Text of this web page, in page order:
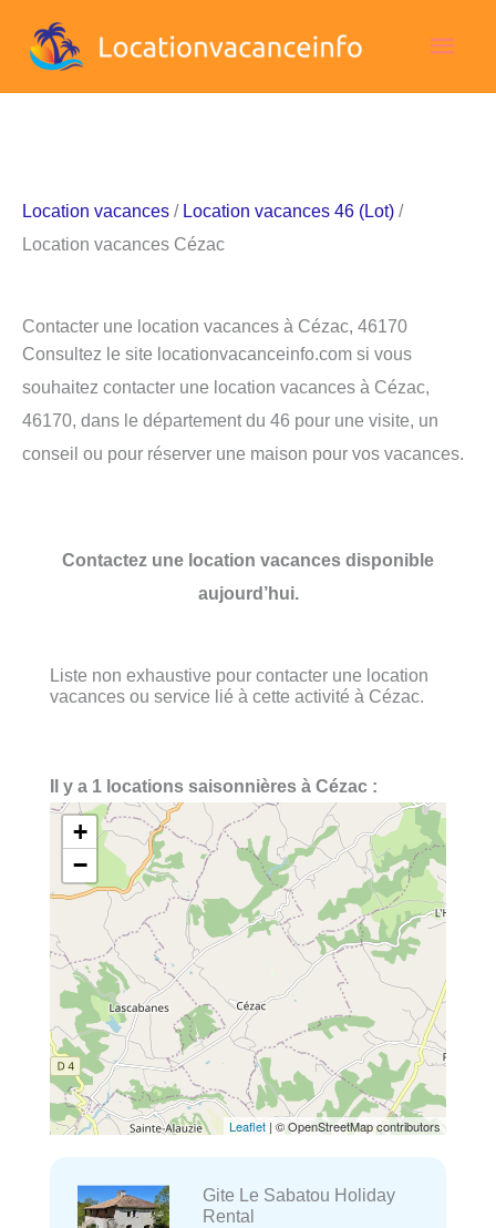
Location vacances / Location vacances 46 (Lot) /
Location vacances Cézac
Contacter une location vacances à Cézac, 46170
Consultez le site locationvacanceinfo.com si vous
souhaitez contacter une location vacances à Cézac,
46170, dans le département du 46 pour une visite, un
conseil ou pour réserver une maison pour vos vacances.
Contactez une location vacances disponible
aujourd’hui.
Liste non exhaustive pour contacter une location
vacances ou service lié à cette activité à Cézac.
Il y a 1 locations saisonnières à Cézac :
+
−
Leaflet | © OpenStreetMap contributors
Gite Le Sabatou Holiday
Rental